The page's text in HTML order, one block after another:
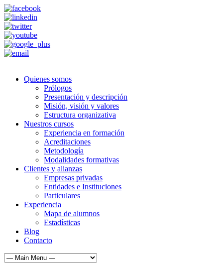
Quienes somos
Prólogos
Presentación y descripción
Misión, visión y valores
Estructura organizativa
Nuestros cursos
Experiencia en formación
Acreditaciones
Metodología
Modalidades formativas
Clientes y alianzas
Empresas privadas
Entidades e Instituciones
Particulares
Experiencia
Mapa de alumnos
Estadísticas
Blog
Contacto